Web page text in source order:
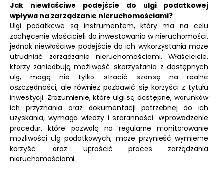
Jak niewłaściwe podejście do ulgi podatkowej
wpływa na zarządzanie nieruchomościami?
Ulgi podatkowe są instrumentem, który ma na celu
zachęcenie właścicieli do inwestowania w nieruchomości,
jednak niewłaściwe podejście do ich wykorzystania może
utrudniać zarządzanie nieruchomościami. Właściciele,
którzy zaniedbują możliwość skorzystania z dostępnych
ulg, mogą nie tylko stracić szansę na realne
oszczędności, ale również pozbawić się korzyści z tytułu
inwestycji. Zrozumienie, które ulgi są dostępne, warunków
ich przyznania oraz dokumentacji potrzebnej do ich
uzyskania, wymaga wiedzy i staranności. Wprowadzenie
procedur, które pozwolą na regularne monitorowanie
możliwości ulg podatkowych, może przynieść wymierne
korzyści oraz uprościć proces zarządzania
nieruchomościami.